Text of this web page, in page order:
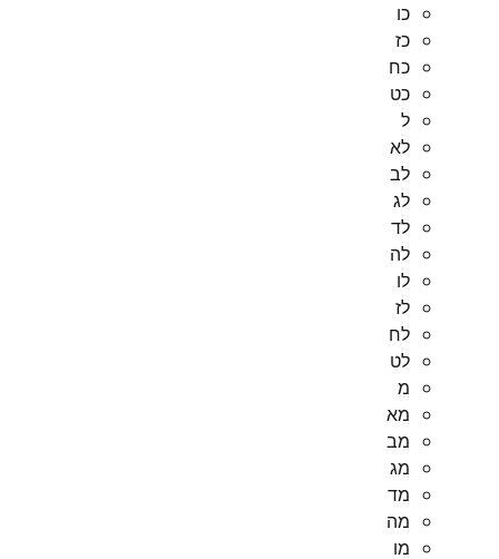
כו
כז
כח
כט
ל
לא
לב
לג
לד
לה
לו
לז
לח
לט
מ
מא
מב
מג
מד
מה
מו